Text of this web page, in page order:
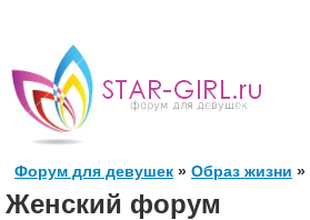
Форум для девушек » Образ жизни »
Женский форум